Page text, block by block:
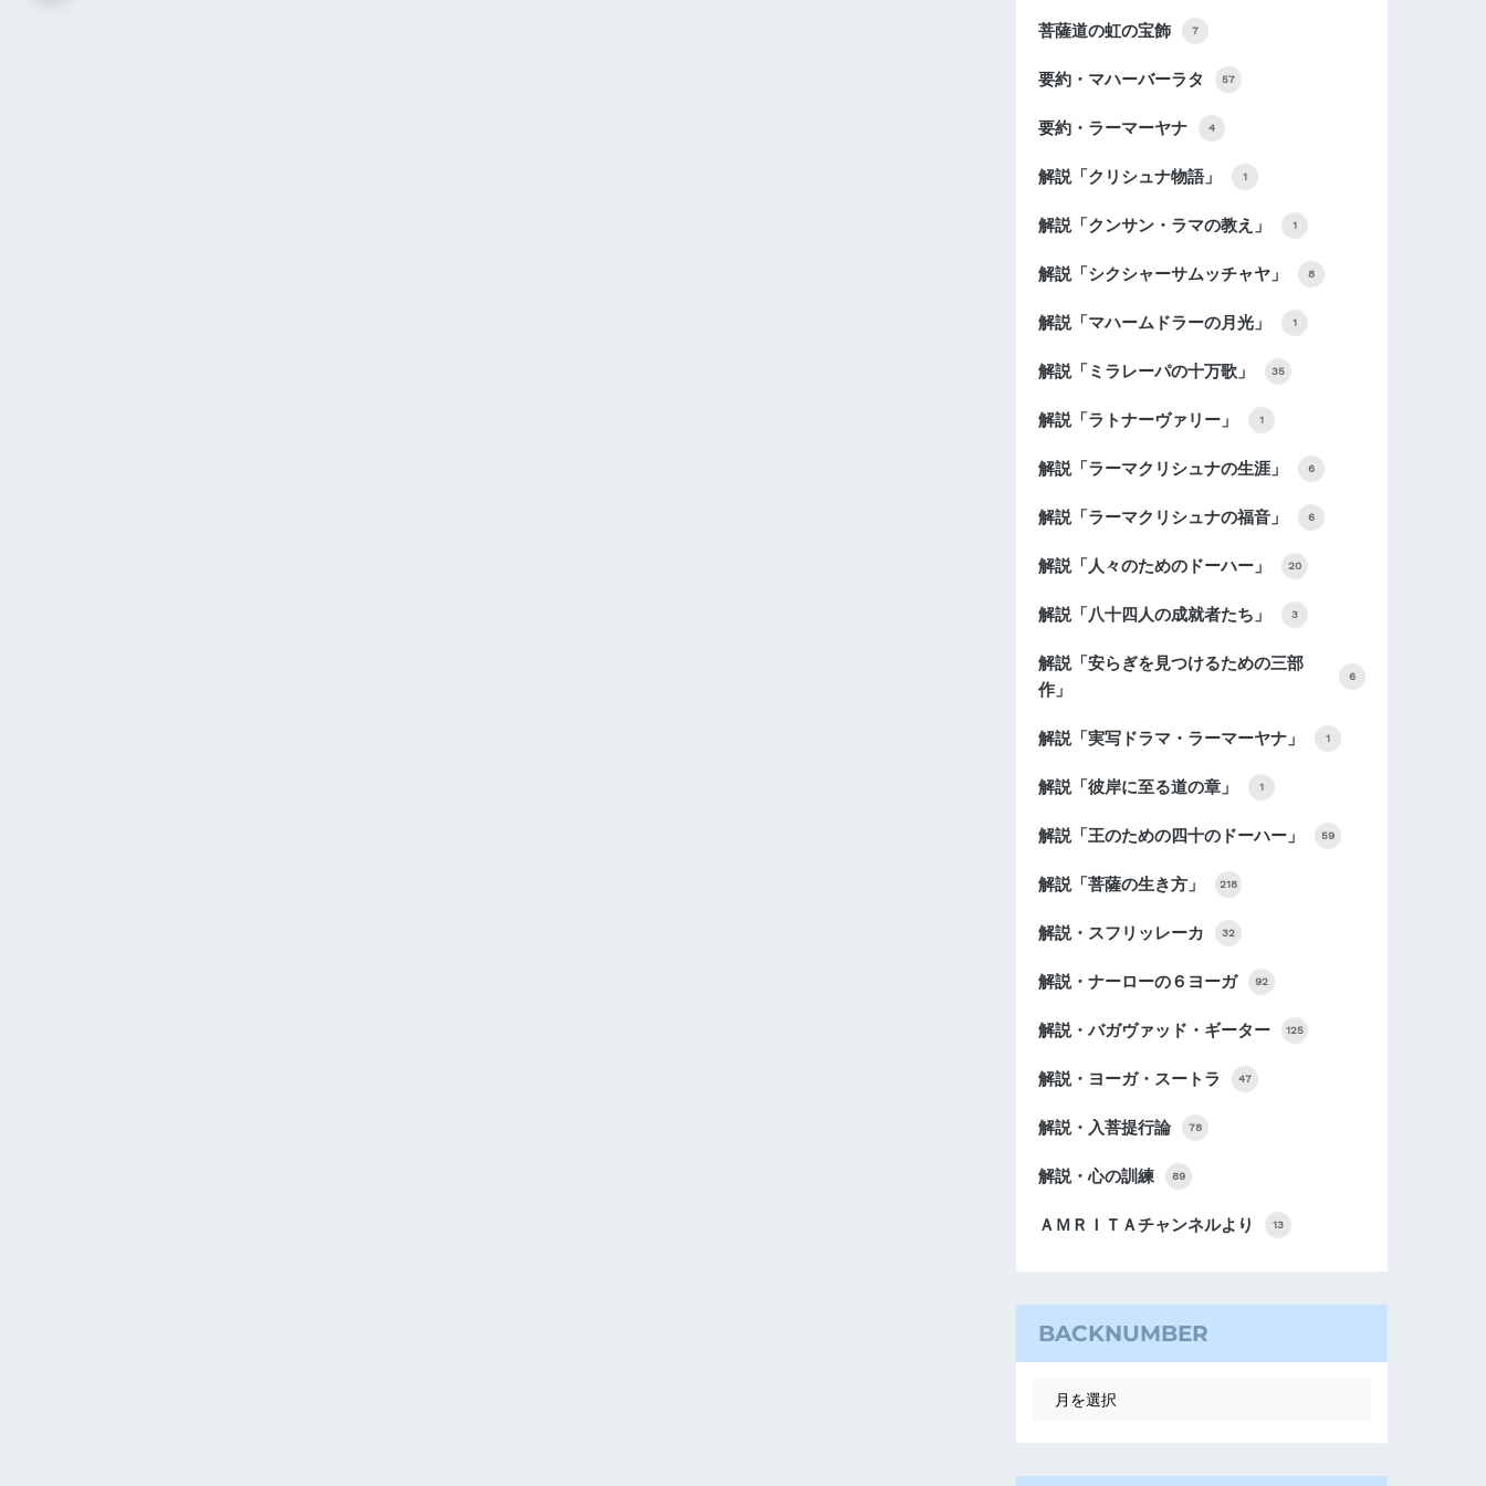
菩薩道の虹の宝飾 7
要約・マハーバーラタ 57
要約・ラーマーヤナ 4
解説「クリシュナ物語」 1
解説「クンサン・ラマの教え」 1
解説「シクシャーサムッチャヤ」 8
解説「マハームドラーの月光」 1
解説「ミラレーパの十万歌」 35
解説「ラトナーヴァリー」 1
解説「ラーマクリシュナの生涯」 6
解説「ラーマクリシュナの福音」 6
解説「人々のためのドーハー」 20
解説「八十四人の成就者たち」 3
解説「安らぎを見つけるための三部
作」
6
解説「実写ドラマ・ラーマーヤナ」 1
解説「彼岸に至る道の章」 1
解説「王のための四十のドーハー」 59
解説「菩薩の生き方」 218
解説・スフリッレーカ 32
解説・ナーローの６ヨーガ 92
解説・バガヴァッド・ギーター 125
解説・ヨーガ・スートラ 47
解説・入菩提行論 78
解説・心の訓練 89
ＡＭＲＩＴＡチャンネルより 13
BACKNUMBER